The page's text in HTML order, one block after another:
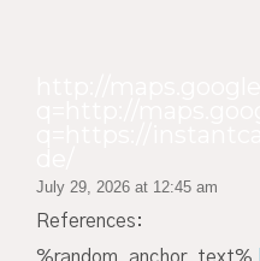
July 29, 2026 at 12:45 am
References: